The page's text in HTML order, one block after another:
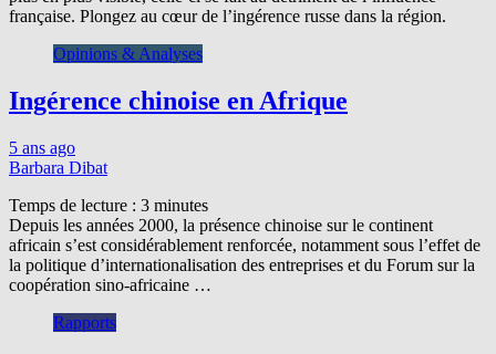
française. Plongez au cœur de l’ingérence russe dans la région.
Opinions & Analyses
Ingérence chinoise en Afrique
5 ans ago
Barbara Dibat
Temps de lecture : 3 minutes
Depuis les années 2000, la présence chinoise sur le continent
africain s’est considérablement renforcée, notamment sous l’effet de
la politique d’internationalisation des entreprises et du Forum sur la
coopération sino-africaine …
Rapports